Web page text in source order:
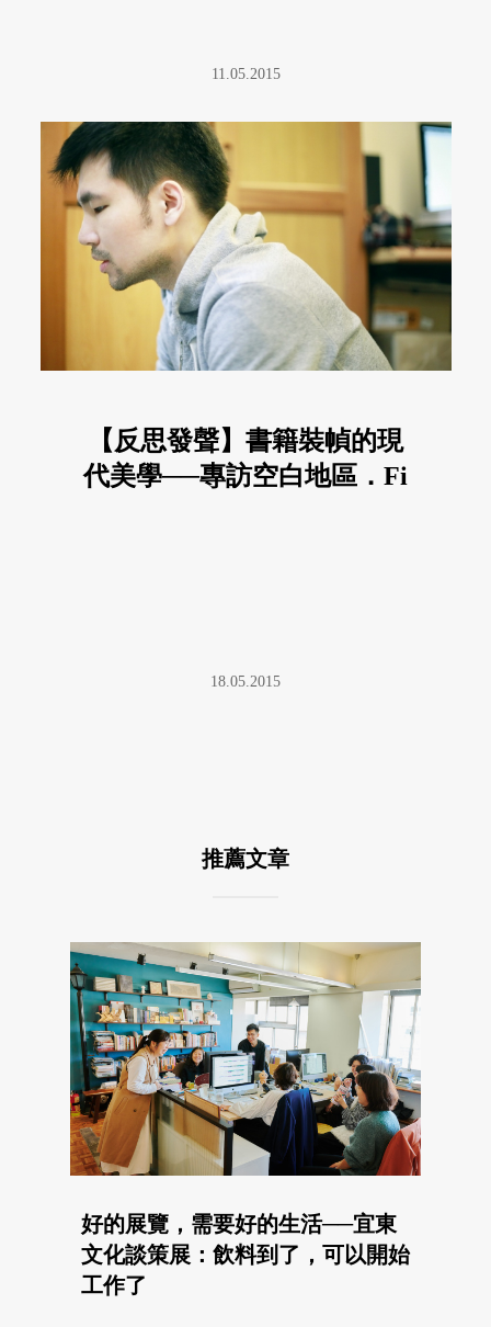
11.05.2015
【反思發聲】書籍裝幀的現
代美學──專訪空白地區．Fi
18.05.2015
推薦文章
好的展覽，需要好的生活──宜東
文化談策展：飲料到了，可以開始
工作了